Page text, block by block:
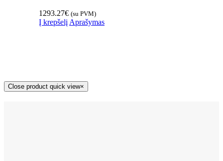
1293.27€ (su PVM)
Į krepšelį Aprašymas
Close product quick view×